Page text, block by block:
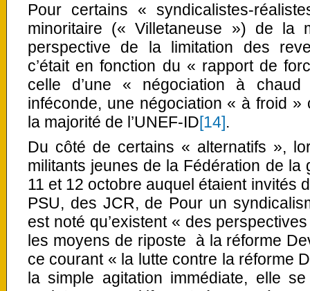
Pour certains « syndicalistes-
minoritaire (« Villetaneuse ») de la
perspective de la limitation des
c’était en fonction du « rapport de
celle d’une « négociation à
inféconde, une négociation « à froid »
la majorité de l’UNEF-ID[14].
Du côté de certains « alternatifs »,
militants jeunes de la Fédération de la
11 et 12 octobre auquel étaient invités
PSU, des JCR, de Pour un
est noté qu’existent « des
les moyens de riposte à la réforme
ce courant « la lutte contre la réforme
la simple agitation immédiate, elle